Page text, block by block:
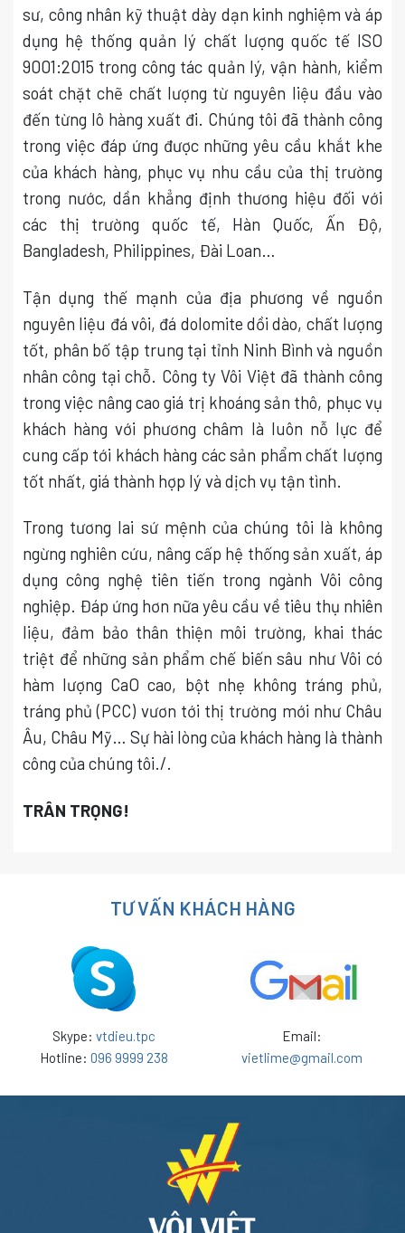
sư, công nhân kỹ thuật dày dạn kinh nghiệm và áp
dụng hệ thống quản lý chất lượng quốc tế ISO
9001:2015 trong công tác quản lý, vận hành, kiểm
soát chặt chẽ chất lượng từ nguyên liệu đầu vào
đến từng lô hàng xuất đi. Chúng tôi đã thành công
trong việc đáp ứng được những yêu cầu khắt khe
của khách hàng, phục vụ nhu cầu của thị trường
trong nước, dần khẳng định thương hiệu đối với
các thị trường quốc tế, Hàn Quốc, Ấn Độ,
Bangladesh, Philippines, Đài Loan…
Tận dụng thế mạnh của địa phương về nguồn
nguyên liệu đá vôi, đá dolomite dồi dào, chất lượng
tốt, phân bố tập trung tại tỉnh Ninh Bình và nguồn
nhân công tại chỗ. Công ty Vôi Việt đã thành công
trong việc nâng cao giá trị khoáng sản thô, phục vụ
khách hàng với phương châm là luôn nỗ lực để
cung cấp tới khách hàng các sản phẩm chất lượng
tốt nhất, giá thành hợp lý và dịch vụ tận tình.
Trong tương lai sứ mệnh của chúng tôi là không
ngừng nghiên cứu, nâng cấp hệ thống sản xuất, áp
dụng công nghệ tiên tiến trong ngành Vôi công
nghiệp. Đáp ứng hơn nữa yêu cầu về tiêu thụ nhiên
liệu, đảm bảo thân thiện môi trường, khai thác
triệt để những sản phẩm chế biến sâu như Vôi có
hàm lượng CaO cao, bột nhẹ không tráng phủ,
tráng phủ (PCC) vươn tới thị trường mới như Châu
Âu, Châu Mỹ… Sự hài lòng của khách hàng là thành
công của chúng tôi./.
TRÂN TRỌNG!
TƯ VẤN KHÁCH HÀNG
Skype: vtdieu.tpc
Hotline: 096 9999 238
Email:
vietlime@gmail.com